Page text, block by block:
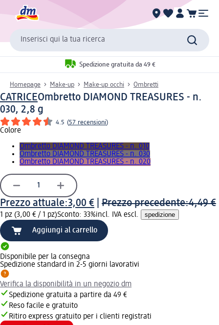
Inserisci qui la tua ricerca
Spedizione gratuita da 49 €
Homepage Make-up Make-up occhi Ombretti
CATRICEOmbretto DIAMOND TREASURES - n.
030, 2,8 g
4.5 (57 recensioni)
Colore
Ombretto DIAMOND TREASURES - n. 010
Ombretto DIAMOND TREASURES - n. 030
Ombretto DIAMOND TREASURES - n. 020
Prezzo attuale:3,00 € Prezzo precedente:4,49 €
1 pz (3,00 € / 1 pz)Sconto: 33%incl. IVA escl. spedizione
Aggiungi al carrello
Disponibile per la consegna
Spedizione standard in 2-5 giorni lavorativi
Verifica la disponibilità in un negozio dm
Spedizione gratuita a partire da 49 €
Reso facile e gratuito
Ritiro express gratuito per i clienti registrati